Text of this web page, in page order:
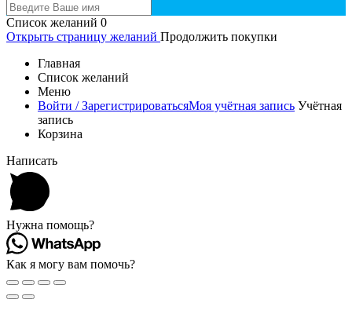
Список желаний 0
Открыть страницу желаний Продолжить покупки
Главная
Список желаний
Меню
Войти / ЗарегистрироватьсяМоя учётная запись Учётная
запись
Корзина
Написать
Нужна помощь?
Как я могу вам помочь?